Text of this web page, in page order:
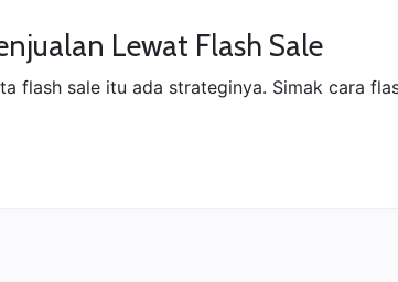
Lewat Flash Sale
flash sale itu ada strateginya. Simak cara